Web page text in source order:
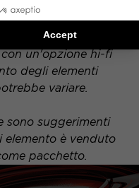
si basa su un
audio di serie. Se il
un'opzione hi-fi
degli elementi
variare.
sono suggerimenti
è venduto
pacchetto.